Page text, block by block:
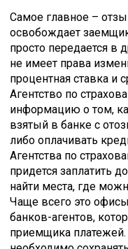
Самое главное –
освобождает
просто передается в
не имеет права
процентная ставка и
Агентство по
информацию о том,
взятый в банке с
либо оплачивать
Агентства по
придется заплатить
найти места, где
Чаще всего это
банков-агентов,
приемщика платежей.